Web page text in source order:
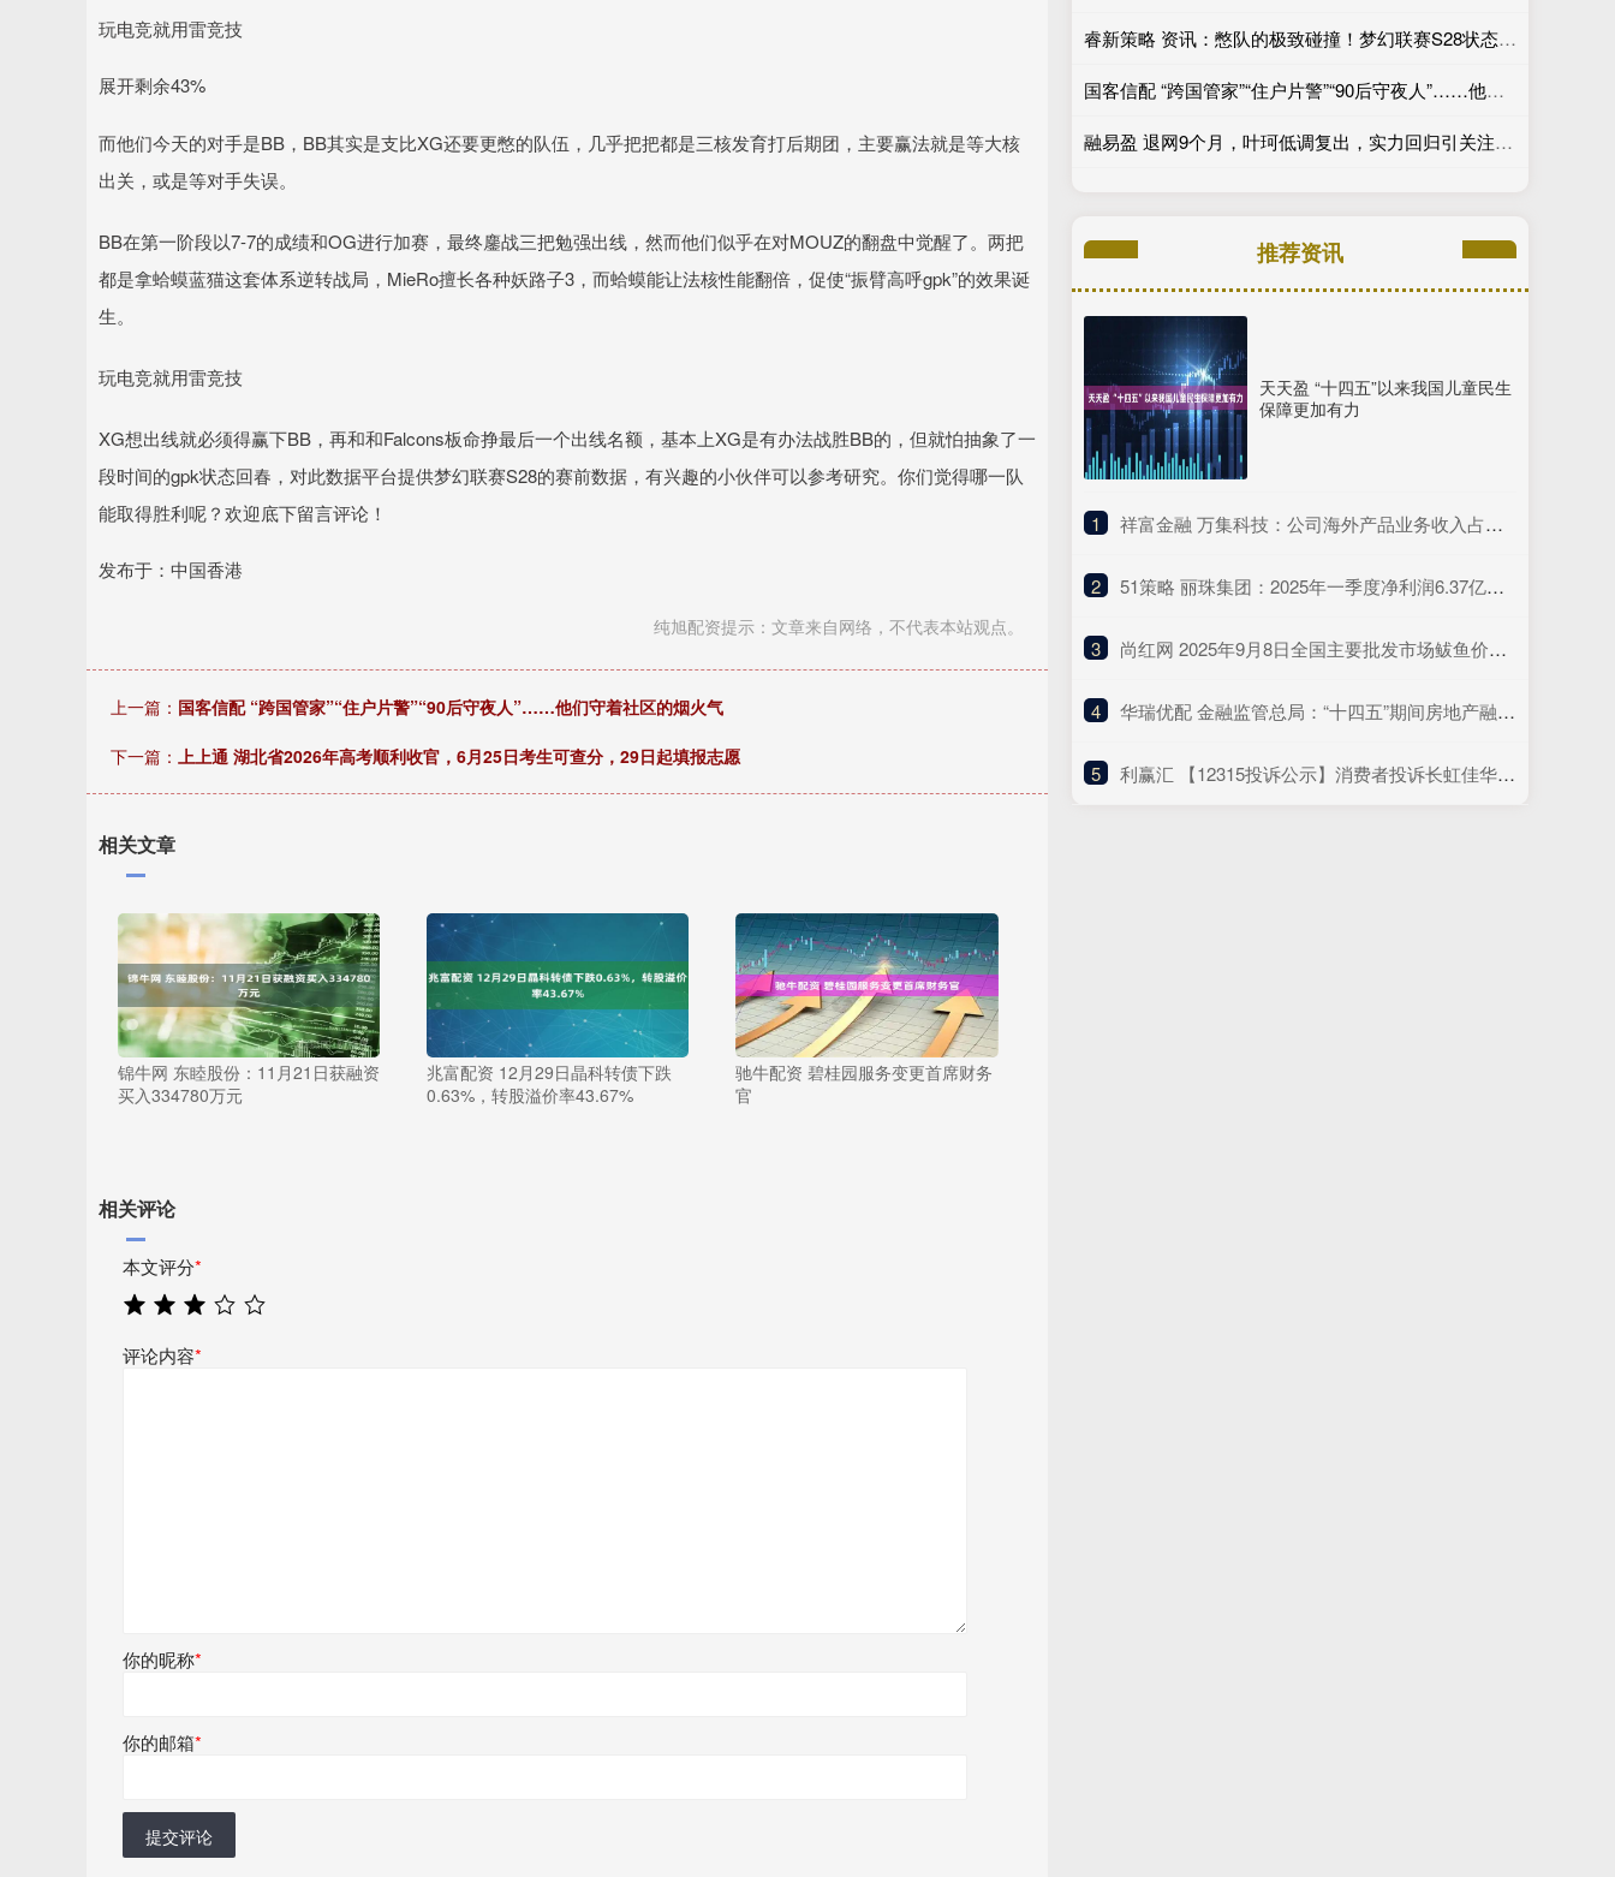
玩电竞就用雷竞技
展开剩余43%
而他们今天的对手是BB，BB其实是支比XG还要更憋的队伍，几乎把把都是三核发育打后期团，主要赢法就是等大核
出关，或是等对手失误。
BB在第一阶段以7-7的成绩和OG进行加赛，最终鏖战三把勉强出线，然而他们似乎在对MOUZ的翻盘中觉醒了。两把
都是拿蛤蟆蓝猫这套体系逆转战局，MieRo擅长各种妖路子3，而蛤蟆能让法核性能翻倍，促使“振臂高呼gpk”的效果诞
生。
玩电竞就用雷竞技
XG想出线就必须得赢下BB，再和和Falcons板命挣最后一个出线名额，基本上XG是有办法战胜BB的，但就怕抽象了一
段时间的gpk状态回春，对此数据平台提供梦幻联赛S28的赛前数据，有兴趣的小伙伴可以参考研究。你们觉得哪一队
能取得胜利呢？欢迎底下留言评论！
发布于：中国香港
纯旭配资提示：文章来自网络，不代表本站观点。
上一篇： 国客信配 “跨国管家”“住户片警”“90后守夜人”……他们守着社区的烟火气
下一篇： 上上通 湖北省2026年高考顺利收官，6月25日考生可查分，29日起填报志愿
相关文章
锦牛网 东睦股份：11月21日获融资
买入334780万元
兆富配资 12月29日晶科转债下跌
0.63%，转股溢价率43.67%
驰牛配资 碧桂园服务变更首席财务
官
相关评论
本文评分*
评论内容*
你的昵称*
你的邮箱*
提交评论
睿新策略 资讯：憋队的极致碰撞！梦幻联赛S28状态回春的BB迎战XG
国客信配 “跨国管家”“住户片警”“90后守夜人”……他们守着社区的烟火气
融易盈 退网9个月，叶珂低调复出，实力回归引关注_黄晓明_直播_网友
推荐资讯
天天盈 “十四五”以来我国儿童民生
保障更加有力
1 ​祥富金融 万集科技：公司海外产品业务收入占总营收的比例较低
2 ​51策略 丽珠集团：2025年一季度净利润6.37亿元 同比增长4.75%
3 ​尚红网 2025年9月8日全国主要批发市场鲅鱼价格行情
4 ​华瑞优配 金融监管总局：“十四五”期间房地产融资协调机制支持近2000万套住房建设交付
5 ​利赢汇 【12315投诉公示】消费者投诉长虹佳华不履行国家规定的三包义务问题